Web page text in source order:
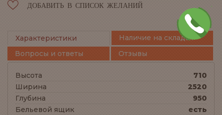
ДОБАВИТЬ В СПИСОК ЖЕЛАНИЙ
Характеристики
Наличие на складах
Вопросы и ответы
Отзывы
Высота
710
Ширина
2520
Глубина
950
Бельевой ящик
есть